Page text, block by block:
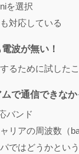
を選択
対応している
波が無い！
るために試した
で通信できな
バンド
リアの周波数（
ではどうかとい